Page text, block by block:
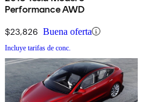
Performance AWD
$23,826 Buena oferta
Incluye tarifas de conc.